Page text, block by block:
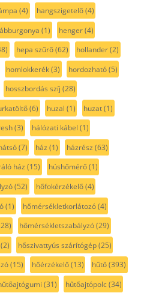
(4) hangszigetelő(4)
(1) henger(4)
hepa szűrő(62) hollander(2)
homlokkerék(3) hordozható(5)
hosszbordás szíj (28)
(6) huzal (1) huzat(1)
(3) hálózati kábel (1)
(7) ház (1) házrész (63)
ház (15) húshőmérő(1)
(52) hőfokérzékelő(4)
(1) hőmérsékletkorlátozó(4)
hőmérsékletszabályzó(29)
(2) hőszivattyús szárítógép(25)
(15) hőérzékelő(13) hűtő(393)
(31) hűtőajtópolc(34)